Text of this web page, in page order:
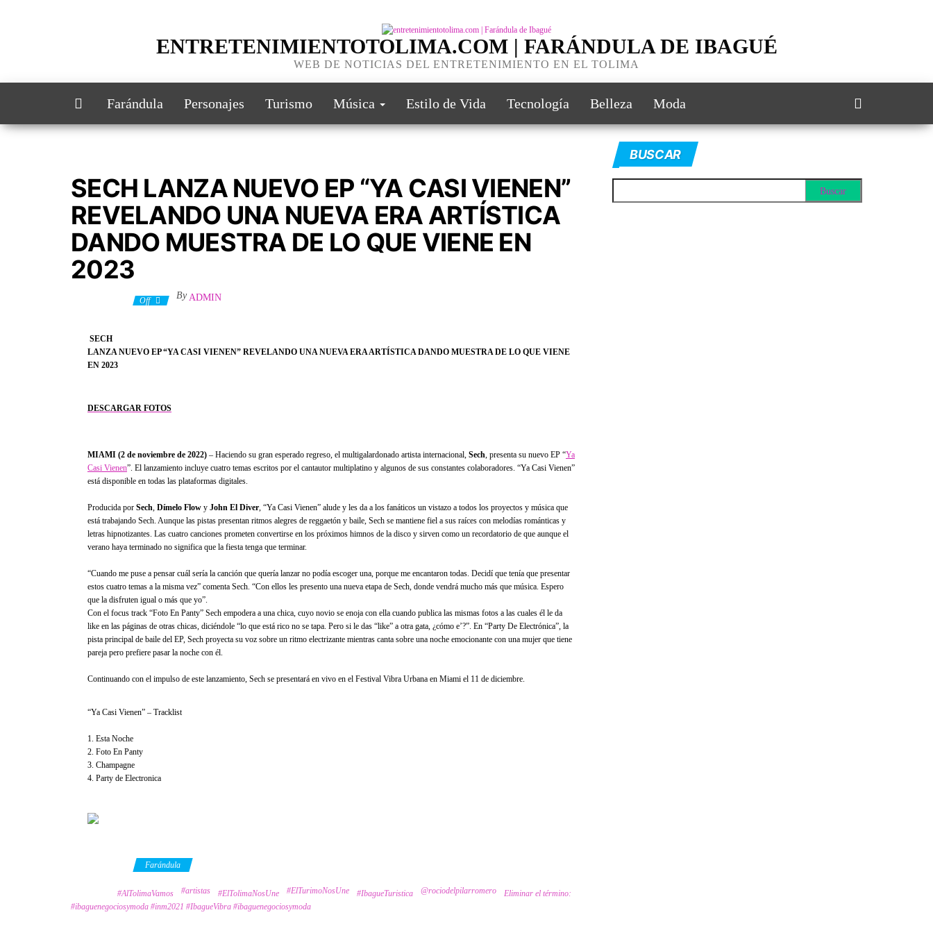
ENTRETENIMIENTOTOLIMA.COM | FARÁNDULA DE IBAGUÉ
WEB DE NOTICIAS DEL ENTRETENIMIENTO EN EL TOLIMA
Farándula Personajes Turismo Música Estilo de Vida Tecnología Belleza Moda
SECH LANZA NUEVO EP “YA CASI VIENEN”
REVELANDO UNA NUEVA ERA ARTÍSTICA
DANDO MUESTRA DE LO QUE VIENE EN
2023
Off By ADMIN
SECH
LANZA NUEVO EP “YA CASI VIENEN” REVELANDO UNA NUEVA ERA ARTÍSTICA DANDO MUESTRA DE LO QUE VIENE
EN 2023
DESCARGAR FOTOS
MIAMI (2 de noviembre de 2022) – Haciendo su gran esperado regreso, el multigalardonado artista internacional, Sech , presenta su nuevo EP “Ya
Casi Vienen”. El lanzamiento incluye cuatro temas escritos por el cantautor multiplatino y algunos de sus constantes colaboradores. “Ya Casi Vienen”
está disponible en todas las plataformas digitales.
Producida por Sech Dímelo Flow y John El Diver , “Ya Casi Vienen” alude y les da a los fanáticos un vistazo a todos los proyectos y música que
está trabajando Sech. Aunque las pistas presentan ritmos alegres de reggaetón y baile, Sech se mantiene fiel a sus raíces con melodías románticas y
letras hipnotizantes. Las cuatro canciones prometen convertirse en los próximos himnos de la disco y sirven como un recordatorio de que aunque el
verano haya terminado no significa que la fiesta tenga que terminar.
“Cuando me puse a pensar cuál sería la canción que quería lanzar no podía escoger una, porque me encantaron todas. Decidí que tenía que presentar
estos cuatro temas a la misma vez” comenta Sech. “Con ellos les presento una nueva etapa de Sech, donde vendrá mucho más que música. Espero
que la disfruten igual o más que yo”.
Con el focus track “Foto En Panty” Sech empodera a una chica, cuyo novio se enoja con ella cuando publica las mismas fotos a las cuales él le da
like en las páginas de otras chicas, diciéndole “lo que está rico no se tapa. Pero si le das “like” a otra gata, ¿cómo e’?”. En “Party De Electrónica”, la
pista principal de baile del EP, Sech proyecta su voz sobre un ritmo electrizante mientras canta sobre una noche emocionante con una mujer que tiene
pareja pero prefiere pasar la noche con él.
Continuando con el impulso de este lanzamiento, Sech se presentará en vivo en el Festival Vibra Urbana en Miami el 11 de diciembre.
“Ya Casi Vienen” – Tracklist
1. Esta Noche
2. Foto En Panty
3. Champagne
4. Party de Electronica
Farándula
#AlTolimaVamos #artistas #ElTolimaNosUne #ElTurimoNosUne #IbagueTuristica @rociodelpilarromero
Eliminar el término:
#ibaguenegociosymoda #inm2021 #IbagueVibra #ibaguenegociosymoda
BUSCAR